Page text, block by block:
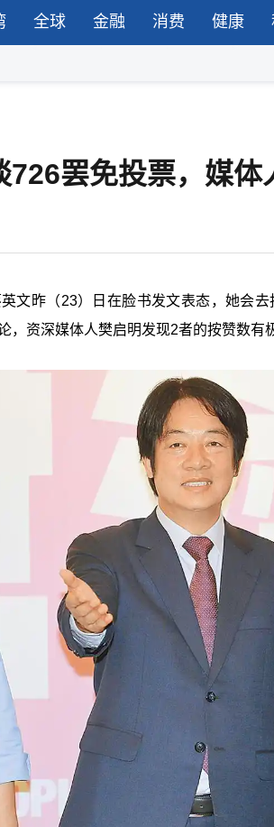
全球 金融 消费 健康
罢免投票，媒体
文昨（23）日在脸书发文表态，她会
资深媒体人樊启明发现2者的按赞数有